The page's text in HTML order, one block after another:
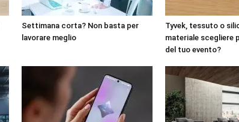
Settimana corta? Non basta per
lavorare meglio
Tyvek, tessuto o
materiale scegliere
del tuo evento?